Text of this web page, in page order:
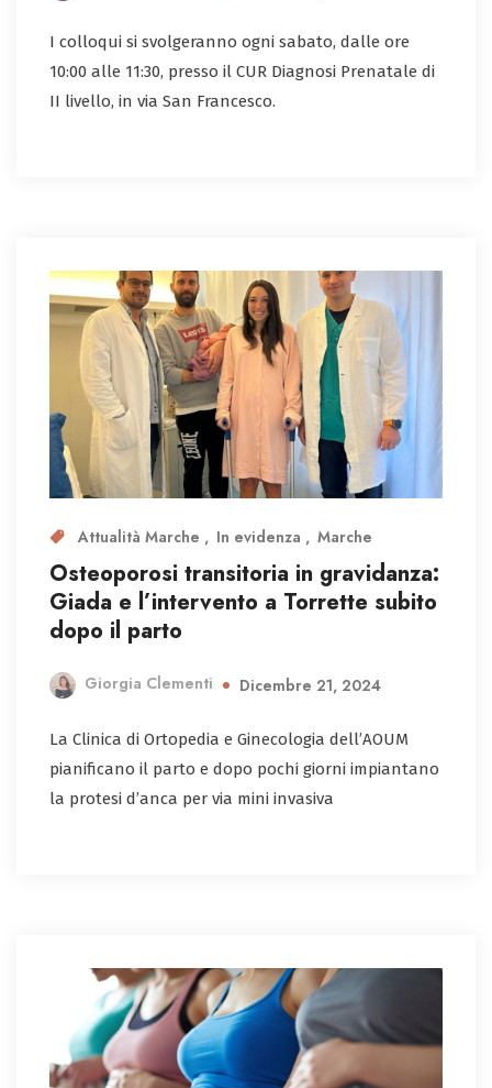
I colloqui si svolgeranno ogni sabato, dalle ore
10:00 alle 11:30, presso il CUR Diagnosi Prenatale di
II livello, in via San Francesco.
Attualità Marche In evidenza Marche
Osteoporosi transitoria in gravidanza:
Giada e l’intervento a Torrette subito
dopo il parto
Giorgia Clementi Dicembre 21, 2024
La Clinica di Ortopedia e Ginecologia dell’AOUM
pianificano il parto e dopo pochi giorni impiantano
la protesi d’anca per via mini invasiva